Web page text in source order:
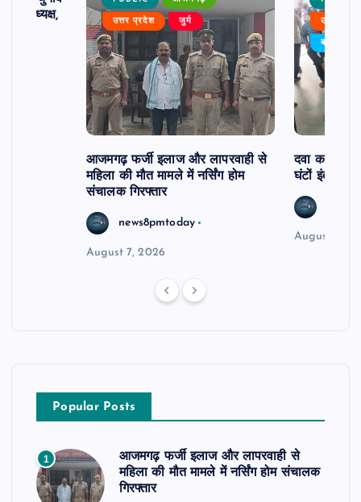
बने अध्यक्ष,
उत्तर प्रदेश जुर्म
आजमगढ़ फर्जी इलाज और लापरवाही से
महिला की मौत मामले में नर्सिंग होम
संचालक गिरफ्तार
news8pmtoday
August 7, 2026
उत्तर
बड़ी खबर
दवा कक्ष में
घंटों इंतजार
August 6,
Popular Posts
1
आजमगढ़ फर्जी इलाज और लापरवाही से
महिला की मौत मामले में नर्सिंग होम संचालक
गिरफ्तार